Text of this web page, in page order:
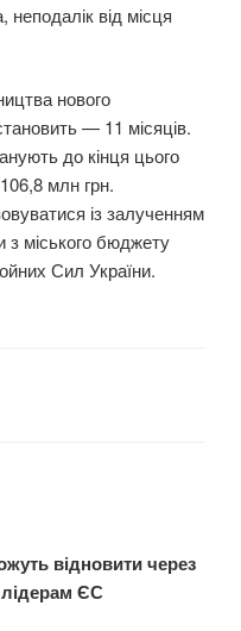
від місця
нового
— 11 місяців.
до кінця цього
млн грн.
із залученням
з міського бюджету
Сил України.
відновити через
лідерам ЄС